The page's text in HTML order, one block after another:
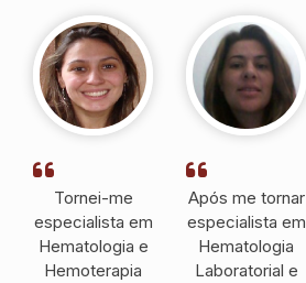
Tornei-me
especialista em
Hematologia e
Hemoterapia
Após me tornar
especialista em
Hematologia
Laboratorial e